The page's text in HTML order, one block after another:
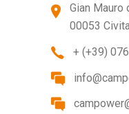
Gian Mauro
00053
+ (+39)